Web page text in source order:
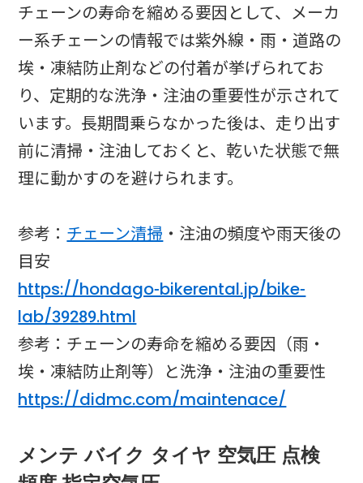
チェーンの寿命を縮める要因として、メーカ
ー系チェーンの情報では紫外線・雨・道路の
埃・凍結防止剤などの付着が挙げられてお
り、定期的な洗浄・注油の重要性が示されて
います。長期間乗らなかった後は、走り出す
前に清掃・注油しておくと、乾いた状態で無
理に動かすのを避けられます。
参考： チェーン清掃 ・注油の頻度や雨天後の
目安
https://hondago-bikerental.jp/bike-
lab/39289.html
参考：チェーンの寿命を縮める要因（雨・
埃・凍結防止剤等）と洗浄・注油の重要性
https://didmc.com/maintenace/
メンテ バイク タイヤ 空気圧 点検